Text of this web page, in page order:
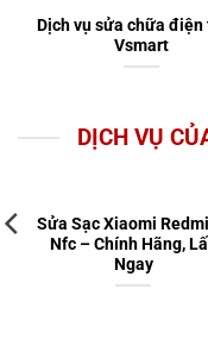
Dịch vụ sửa chữa điện
Vsmart
DỊCH VỤ
Sửa Sạc Xiaomi
Nfc – Chính Hãng,
Ngay